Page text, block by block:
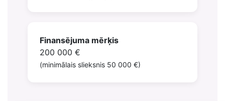
Finansējuma mērķis
200 000 €
(minimālais slieksnis 50 000 €)